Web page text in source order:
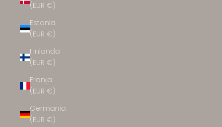
(EUR €)
Estonia
(EUR €)
Finlanda
(EUR €)
Franța
(EUR €)
Germania
(EUR €)